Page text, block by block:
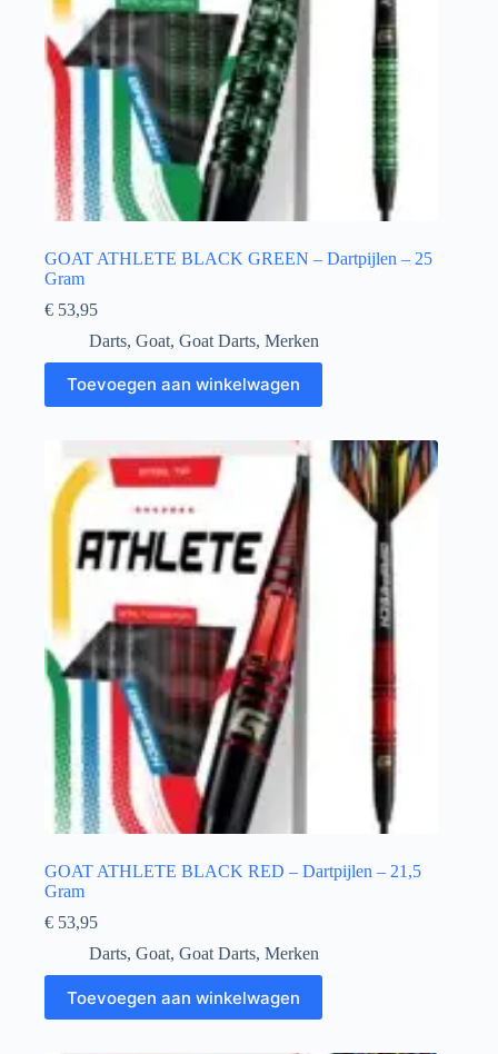
GOAT ATHLETE BLACK GREEN – Dartpijlen – 25
Gram
€ 53,95
Darts, Goat, Goat Darts, Merken
Toevoegen aan winkelwagen
GOAT ATHLETE BLACK RED – Dartpijlen – 21,5
Gram
€ 53,95
Darts, Goat, Goat Darts, Merken
Toevoegen aan winkelwagen